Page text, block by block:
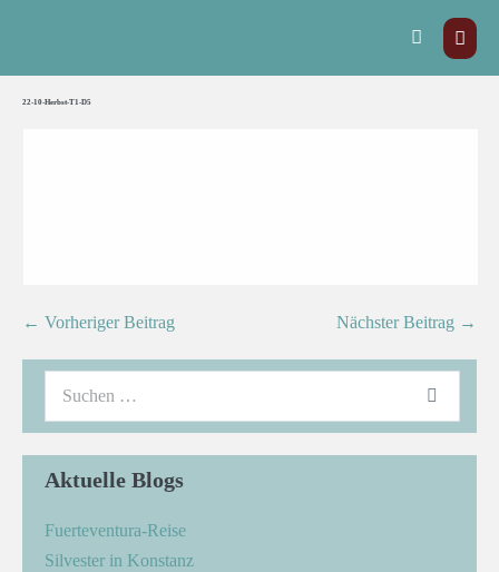
22-10-Herbst-T1-D5
← Vorheriger Beitrag Nächster Beitrag →
Aktuelle Blogs
Fuerteventura-Reise
Silvester in Konstanz